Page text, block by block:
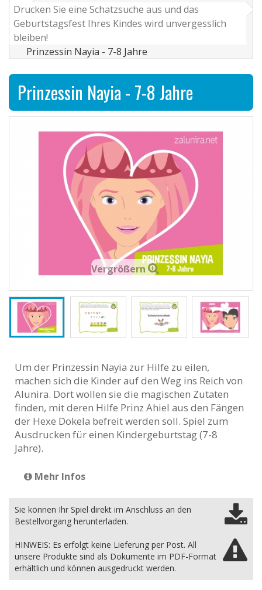
Drucken Sie eine Schatzsuche aus und das
Geburtstagsfest Ihres Kindes wird unvergesslich
bleiben!
Prinzessin Nayia - 7-8 Jahre
Prinzessin Nayia - 7-8 Jahre
Vergrößern
Um der Prinzessin Nayia zur Hilfe zu eilen,
machen sich die Kinder auf den Weg ins Reich von
Alunira. Dort wollen sie die magischen Zutaten
finden, mit deren Hilfe Prinz Ahiel aus den Fängen
der Hexe Dokela befreit werden soll. Spiel zum
Ausdrucken für einen Kindergeburtstag (7-8
Jahre).
Mehr Infos
Sie können Ihr Spiel direkt im Anschluss an den
Bestellvorgang herunterladen.
HINWEIS: Es erfolgt keine Lieferung per Post. All
unsere Produkte sind als Dokumente im PDF-Format
erhältlich und können ausgedruckt werden.